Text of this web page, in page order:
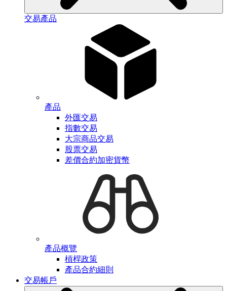
交易產品
產品
外匯交易
指數交易
大宗商品交易
股票交易
差價合約加密貨幣
產品概覽
槓桿政策
產品合約細則
交易帳戶